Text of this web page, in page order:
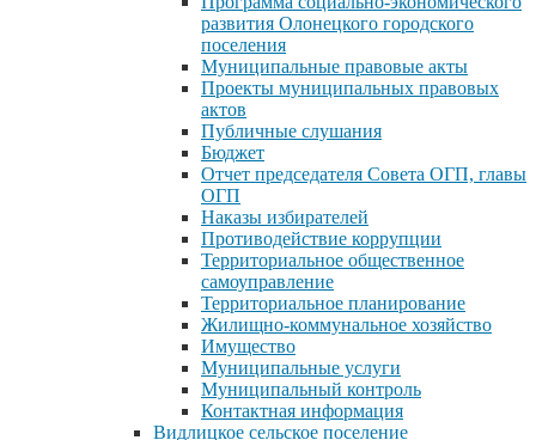
развития Олонецкого городского
поселения
Муниципальные правовые акты
Проекты муниципальных правовых
актов
Публичные слушания
Бюджет
Отчет председателя Совета ОГП, главы
ОГП
Наказы избирателей
Противодействие коррупции
Территориальное общественное
самоуправление
Территориальное планирование
Жилищно-коммунальное хозяйство
Имущество
Муниципальные услуги
Муниципальный контроль
Контактная информация
Видлицкое сельское поселение